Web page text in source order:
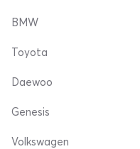
BMW
Toyota
Daewoo
Genesis
Volkswagen